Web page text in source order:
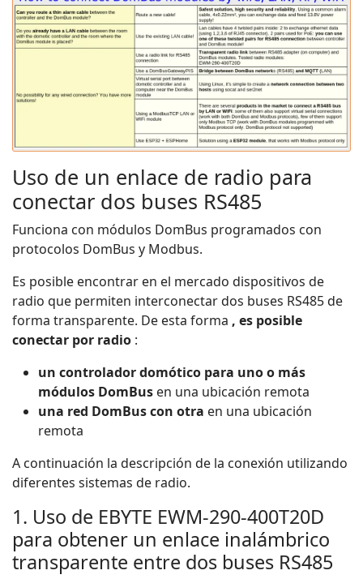
Uso de un enlace de radio para
conectar dos buses RS485
Funciona con módulos DomBus programados con
protocolos DomBus y Modbus.
Es posible encontrar en el mercado dispositivos de
radio que permiten interconectar dos buses RS485 de
forma transparente. De esta forma , es posible
conectar por radio :
un controlador domótico para uno o más
módulos DomBus en una ubicación remota
una red DomBus con otra en una ubicación
remota
A continuación la descripción de la conexión utilizando
diferentes sistemas de radio.
1. Uso de EBYTE EWM-290-400T20D
para obtener un enlace inalámbrico
transparente entre dos buses RS485